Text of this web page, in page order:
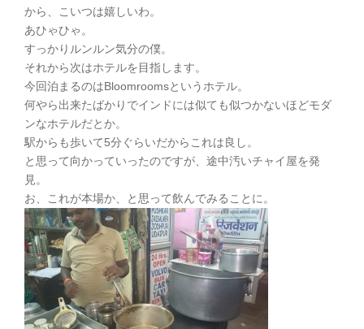
から、こいつは嬉しいわ。
あひゃひゃ。
すっかりルンルン気分の僕。
それから次はホテルを目指します。
今回泊まるのはBloomroomsというホテル。
何やら出来たばかりでインドには似ても似つかないほどモダ
ンなホテルだとか。
駅からも歩いて5分ぐらいだからこれは良し。
と思って向かっていったのですが、途中汚いチャイ屋を発
見。
お、これが本場か、と思って飲んでみることに。